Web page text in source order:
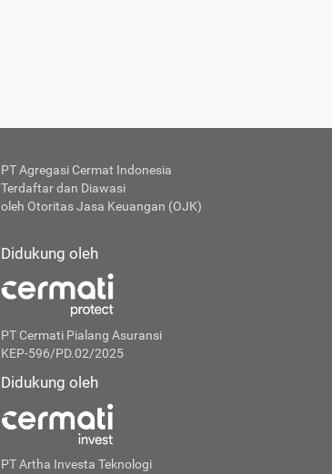
PT Agregasi Cermat Indonesia
Terdaftar dan Diawasi
oleh Otoritas Jasa Keuangan (OJK)
Didukung oleh
PT Cermati Pialang Asuransi
KEP-596/PD.02/2025
Didukung oleh
PT Artha Investa Teknologi